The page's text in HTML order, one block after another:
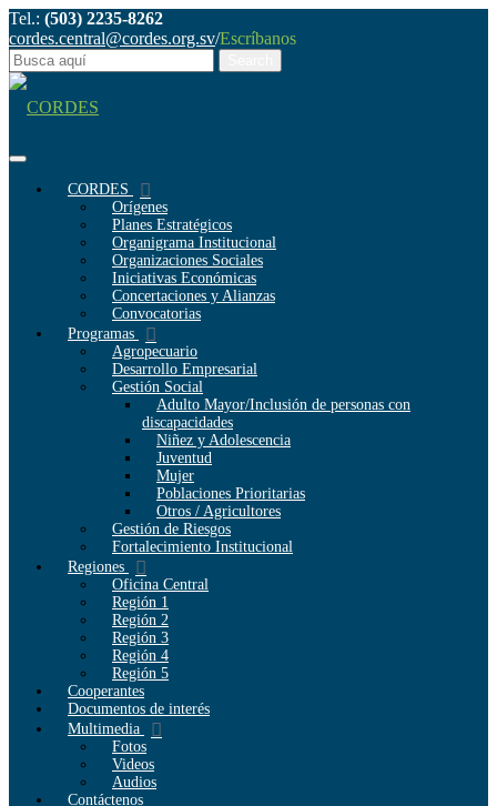
Tel.: (503) 2235-8262
cordes.central@cordes.org.sv/Escríbanos
CORDES
Orígenes
Planes Estratégicos
Organigrama Institucional
Organizaciones Sociales
Iniciativas Económicas
Concertaciones y Alianzas
Convocatorias
Programas
Agropecuario
Desarrollo Empresarial
Gestión Social
Adulto Mayor/Inclusión de personas con
discapacidades
Niñez y Adolescencia
Juventud
Mujer
Poblaciones Prioritarias
Otros / Agricultores
Gestión de Riesgos
Fortalecimiento Institucional
Regiones
Oficina Central
Región 1
Región 2
Región 3
Región 4
Región 5
Cooperantes
Documentos de interés
Multimedia
Fotos
Videos
Audios
Contáctenos